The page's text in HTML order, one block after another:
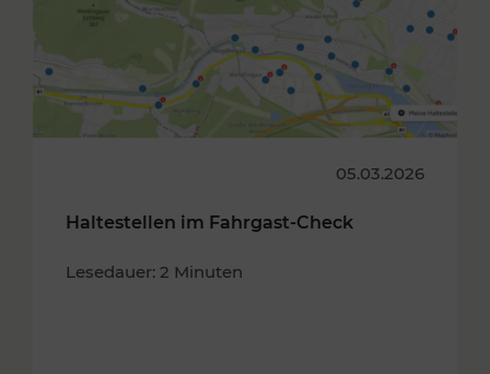
05.03.2026
Haltestellen im Fahrgast-Check
Lesedauer: 2 Minuten